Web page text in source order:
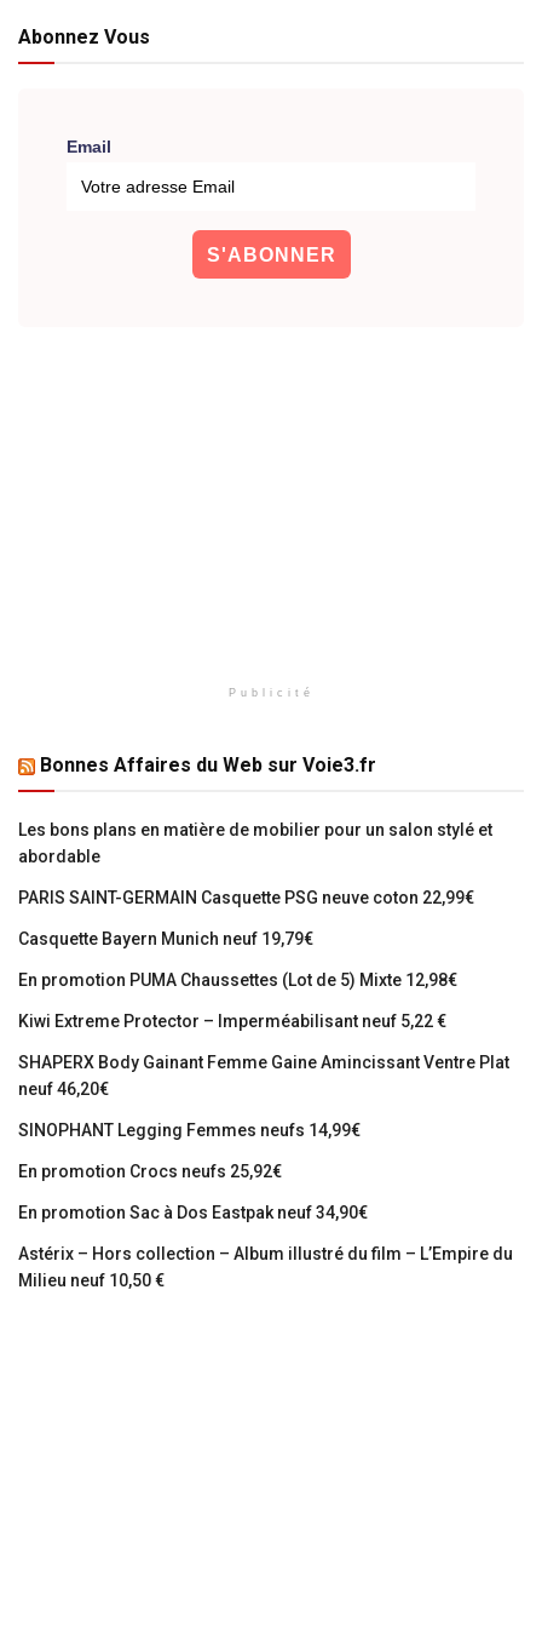
Abonnez Vous
Email
Publicité
Bonnes Affaires du Web sur Voie3.fr
Les bons plans en matière de mobilier pour un salon stylé et
abordable
PARIS SAINT-GERMAIN Casquette PSG neuve coton 22,99€
Casquette Bayern Munich neuf 19,79€
En promotion PUMA Chaussettes (Lot de 5) Mixte 12,98€
Kiwi Extreme Protector – Imperméabilisant neuf 5,22 €
SHAPERX Body Gainant Femme Gaine Amincissant Ventre Plat
neuf 46,20€
SINOPHANT Legging Femmes neufs 14,99€
En promotion Crocs neufs 25,92€
En promotion Sac à Dos Eastpak neuf 34,90€
Astérix – Hors collection – Album illustré du film – L’Empire du
Milieu neuf 10,50 €